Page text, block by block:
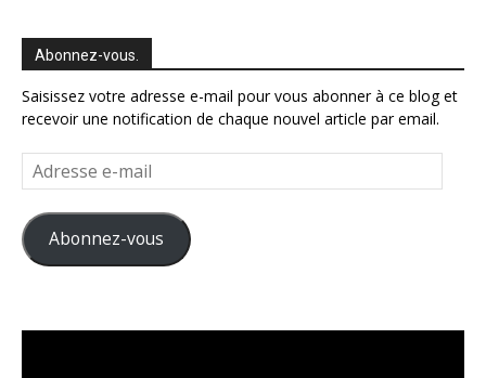
Abonnez-vous.
Saisissez votre adresse e-mail pour vous abonner à ce blog et
recevoir une notification de chaque nouvel article par email.
Adresse
e-
mail
Abonnez-vous